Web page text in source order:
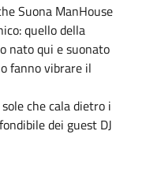
Suona ManHouse
quello della
nato qui e suonato
fanno vibrare il
che cala dietro i
dei guest DJ